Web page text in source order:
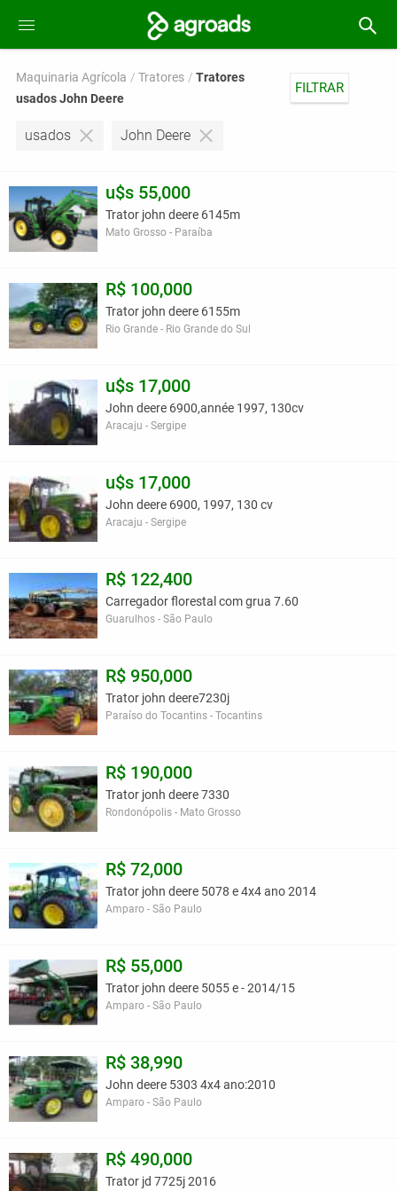
Maquinaria Agrícola Tratores
Tratores
usados John Deere
FILTRAR
usados John Deere
u$s 55,000
Trator john deere 6145m
Mato Grosso - Paraíba
R$ 100,000
Trator john deere 6155m
Rio Grande - Rio Grande do Sul
u$s 17,000
John deere 6900,année 1997, 130cv
Aracaju - Sergipe
u$s 17,000
John deere 6900, 1997, 130 cv
Aracaju - Sergipe
R$ 122,400
Carregador florestal com grua 7.60
Guarulhos - São Paulo
R$ 950,000
Trator john deere7230j
Paraíso do Tocantins - Tocantins
R$ 190,000
Trator jonh deere 7330
Rondonópolis - Mato Grosso
R$ 72,000
Trator john deere 5078 e 4x4 ano 2014
Amparo - São Paulo
R$ 55,000
Trator john deere 5055 e - 2014/15
Amparo - São Paulo
R$ 38,990
John deere 5303 4x4 ano:2010
Amparo - São Paulo
R$ 490,000
Trator jd 7725j 2016